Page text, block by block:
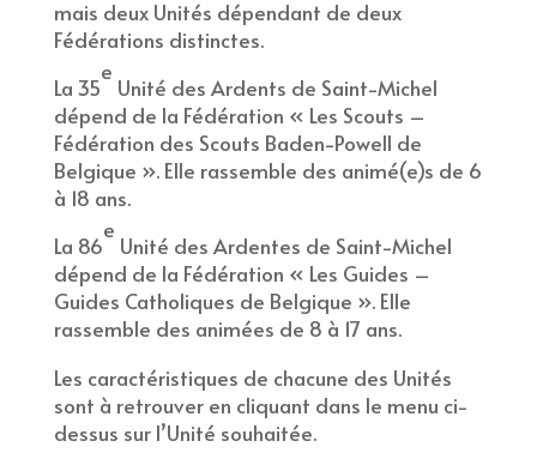
mais deux Unités dépendant de deux
Fédérations distinctes.
La 35
e
Unité des Ardents de Saint-Michel
dépend de la Fédération « Les Scouts –
Fédération des Scouts Baden-Powell de
Belgique ». Elle rassemble des animé(e)s de 6
à 18 ans.
La 86
e
Unité des Ardentes de Saint-Michel
dépend de la Fédération « Les Guides –
Guides Catholiques de Belgique ». Elle
rassemble des animées de 8 à 17 ans.
Les caractéristiques de chacune des Unités
sont à retrouver en cliquant dans le menu ci-
dessus sur l’Unité souhaitée.